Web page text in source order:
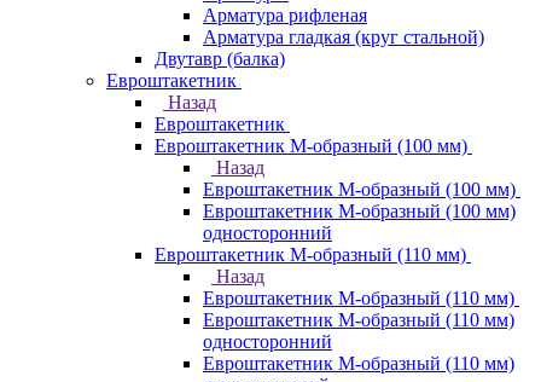
Арматура рифленая
Арматура гладкая (круг стальной)
Двутавр (балка)
Евроштакетник
Назад
Евроштакетник
Евроштакетник М-образный (100 мм)
Назад
Евроштакетник М-образный (100 мм)
Евроштакетник М-образный (100 мм)
односторонний
Евроштакетник М-образный (110 мм)
Назад
Евроштакетник М-образный (110 мм)
Евроштакетник М-образный (110 мм)
односторонний
Евроштакетник М-образный (110 мм)